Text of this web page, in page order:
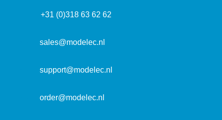
s
o
m
+31 (0)318 63 62 62
sales@modelec.nl
support@modelec.nl
order@modelec.nl